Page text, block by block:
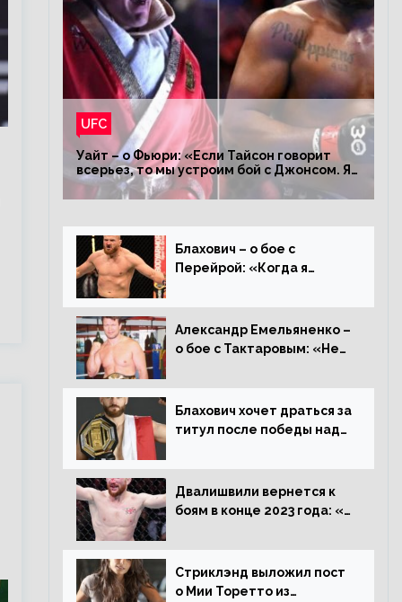
UFC
Уайт – о Фьюри: «Если Тайсон говорит
всерьез, то мы устроим бой с Джонсом. Я
заставил Флойда Мейвезера драться с
Конором»
Блахович – о бое с
Перейрой: «Когда я
93 кг, захотел драться с
ним»
Александр Емельяненко –
о бое с Тактаровым: «Нет,
Блахович хочет драться за
титул после победы над
счастлив увезти пояс в
Польшу»
Двалишвили вернется к
боям в конце 2023 года: «Я
месяца»
Стриклэнд выложил пост
о Мии Торетто из